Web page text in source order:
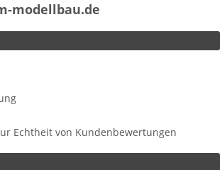
modellbau.de
Echtheit von Kundenbewertungen